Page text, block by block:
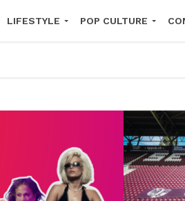
LIFESTYLE POP CULTURE